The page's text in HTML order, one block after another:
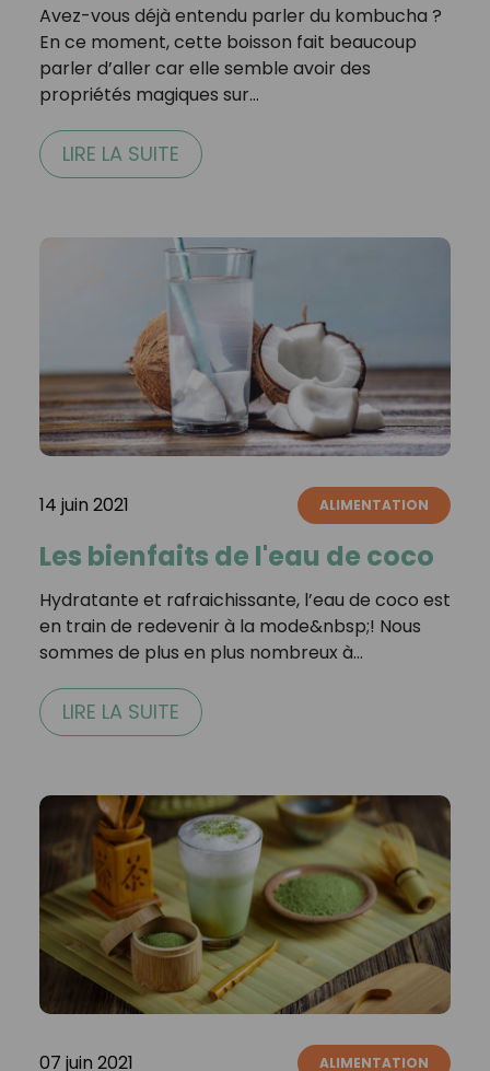
Avez-vous déjà entendu parler du kombucha ?
En ce moment, cette boisson fait beaucoup
parler d’aller car elle semble avoir des
propriétés magiques sur…
LIRE LA SUITE
14 juin 2021 ALIMENTATION
Les bienfaits de l'eau de coco
Hydratante et rafraichissante, l’eau de coco est
en train de redevenir à la mode&nbsp;! Nous
sommes de plus en plus nombreux à…
LIRE LA SUITE
07 juin 2021 ALIMENTATION